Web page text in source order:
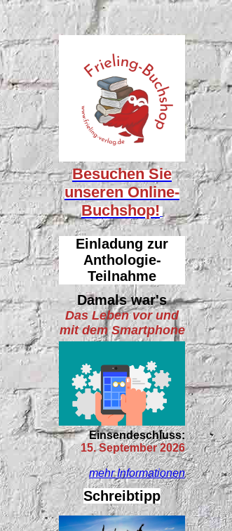
Besuchen Sie
unserenOnline-
Buchshop!
Einladung zur
Anthologie-
Teilnahme
Damals war's
Das Leben vor und
mit dem Smartphone
Einsendeschluss:
15. September 2026
mehr Informationen
Schreibtipp